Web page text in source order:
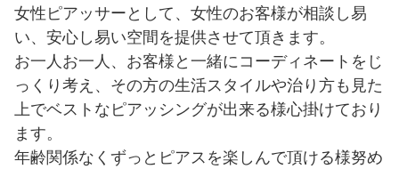
女性ピアッサーとして、女性のお客様が相談し易
い、安心し易い空間を提供させて頂きます。
お一人お一人、お客様と一緒にコーディネートをじ
っくり考え、その方の生活スタイルや治り方も見た
上でベストなピアッシングが出来る様心掛けており
ます。
年齢関係なくずっとピアスを楽しんで頂ける様努め